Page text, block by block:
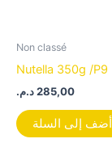
Non classé
Nutella 350g /P9
285,00د.م.
أضف إلى السلة